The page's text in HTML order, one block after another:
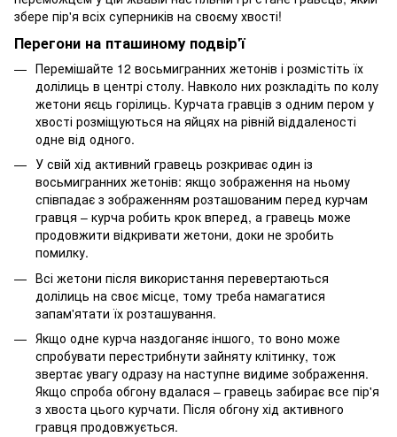
збере пір'я всіх суперників на своєму хвості!
Перегони на пташиному подвір'ї
Перемішайте 12 восьмигранних жетонів і розмістіть їх
долілиць в центрі столу. Навколо них розкладіть по колу
жетони яєць горілиць. Курчата гравців з одним пером у
хвості розміщуються на яйцях на рівній віддаленості
одне від одного.
У свій хід активний гравець розкриває один із
восьмигранних жетонів: якщо зображення на ньому
співпадає з зображенням розташованим перед курчам
гравця – курча робить крок вперед, а гравець може
продовжити відкривати жетони, доки не зробить
помилку.
Всі жетони після використання перевертаються
долілиць на своє місце, тому треба намагатися
запам'ятати їх розташування.
Якщо одне курча наздоганяє іншого, то воно може
спробувати перестрибнути зайняту клітинку, тож
звертає увагу одразу на наступне видиме зображення.
Якщо спроба обгону вдалася – гравець забирає все пір'я
з хвоста цього курчати. Після обгону хід активного
гравця продовжується.